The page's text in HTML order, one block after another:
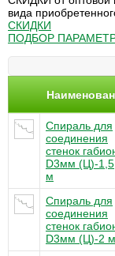
вида
СКИДКИ
ПОДБОР
Спираль для
соединения
стенок
D3мм (Ц)-1,5
м
Спираль для
соединения
стенок
D3мм (Ц)-2 м